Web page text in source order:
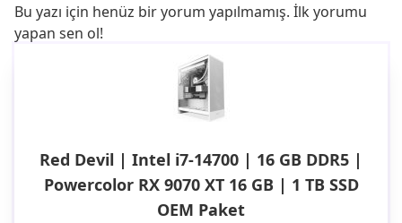
Bu yazı için henüz bir yorum yapılmamış. İlk yorumu
yapan sen ol!
Red Devil | Intel i7-14700 | 16 GB DDR5 |
Powercolor RX 9070 XT 16 GB | 1 TB SSD
OEM Paket